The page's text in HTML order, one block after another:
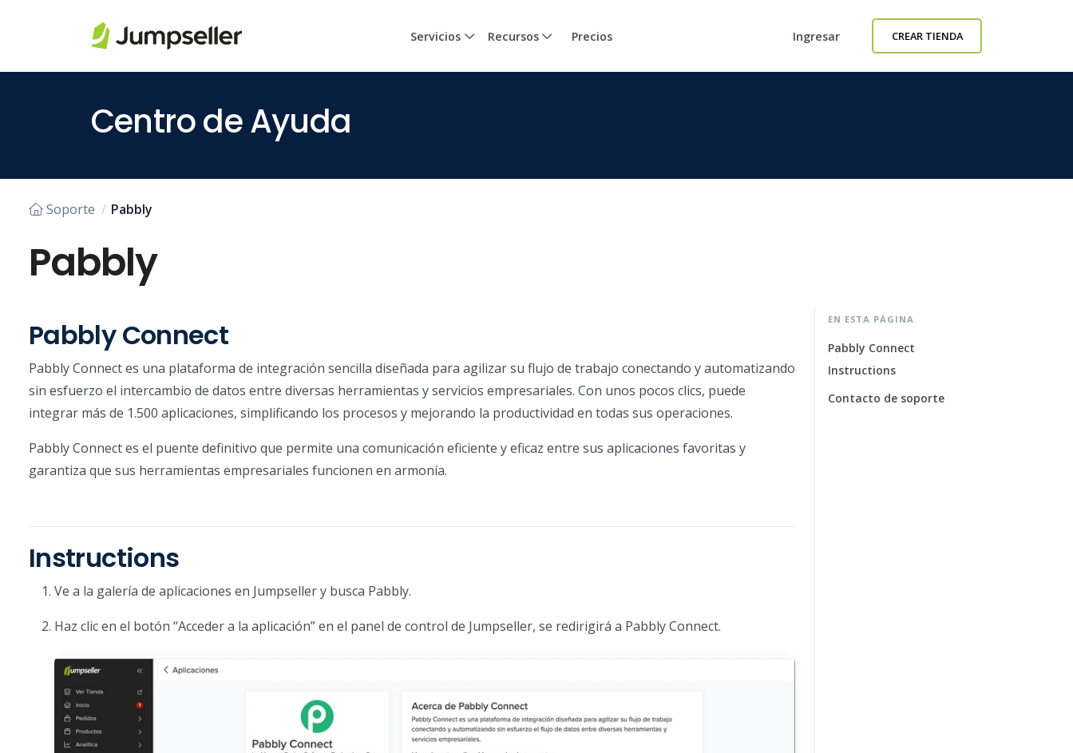
Saltar al contenido principal
Servicios Recursos Precios Ingresar CREAR TIENDA
Centro de Ayuda
Soporte Pabbly
Pabbly
Pabbly Connect
Pabbly Connect es una plataforma de integración sencilla diseñada para agilizar su flujo de trabajo conectando y automatizando
sin esfuerzo el intercambio de datos entre diversas herramientas y servicios empresariales. Con unos pocos clics, puede
integrar más de 1.500 aplicaciones, simplificando los procesos y mejorando la productividad en todas sus operaciones.
Pabbly Connect es el puente definitivo que permite una comunicación eficiente y eficaz entre sus aplicaciones favoritas y
garantiza que sus herramientas empresariales funcionen en armonía.
Instructions
Ve a la galería de aplicaciones en Jumpseller y busca Pabbly.
Haz clic en el botón “Acceder a la aplicación” en el panel de control de Jumpseller, se redirigirá a Pabbly Connect.
EN ESTA PÁGINA
Pabbly Connect
Instructions
Contacto de soporte